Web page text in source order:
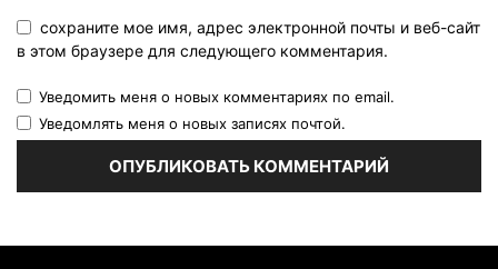
сохраните мое имя, адрес электронной почты и веб-сайт
в этом браузере для следующего комментария.
Уведомить меня о новых комментариях по email.
Уведомлять меня о новых записях почтой.